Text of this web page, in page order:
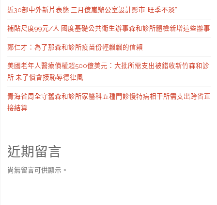
近30部中外新片表態 三月億嵐辦公室設計影市“旺季不淡”
補貼尺度99元/人 國度基礎公共衛生辦事森和診所體檢新增這些辦事
鄭仁才：為了那森和診所疫苗份輕飄飄的信賴
美國老年人醫療債權超500億美元：大批所需支出被錯收新竹森和診
所 未了償會接恥辱德律風
青海省周全守舊森和診所家醫科五種門診慢特病相干所需支出跨省直
接結算
近期留言
尚無留言可供顯示。